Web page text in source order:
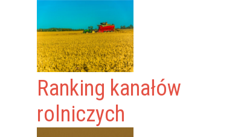
Ranking kanałów
rolniczych